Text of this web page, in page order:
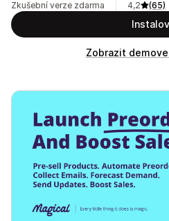
Zkušební verze zdarma
4,2
(65)
Zobrazit